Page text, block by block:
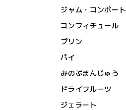
ジャム・コンポート
コンフィチュール
プリン
パイ
みのぶまんじゅう
ドライフルーツ
ジェラート